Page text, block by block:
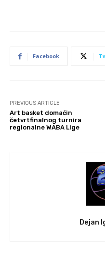
Facebook
PREVIOUS ARTICLE
Art basket domaćin
četvrtfinalnog turnira
regionalne WABA Lige
Dejan